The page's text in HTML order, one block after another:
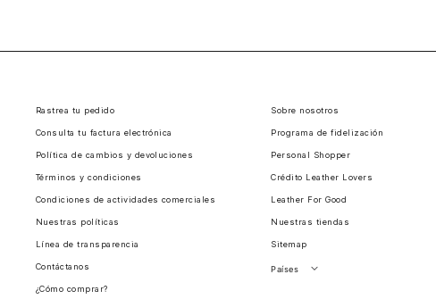
Rastrea tu pedido
Consulta tu factura electrónica
Política de cambios y devoluciones
Términos y condiciones
Condiciones de actividades comerciales
Nuestras políticas
Línea de transparencia
Contáctanos
¿Cómo comprar?
Sobre nosotros
Programa de fidelización
Personal Shopper
Crédito Leather Lovers
Leather For Good
Nuestras tiendas
Sitemap
Países